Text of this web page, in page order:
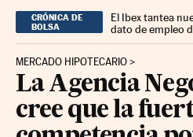
CRÓNICA DE
BOLSA
El Ibex tantea
dato de empleo
MERCADO HIPOTECARIO
La Agencia
cree que la